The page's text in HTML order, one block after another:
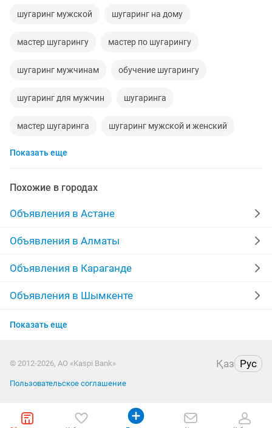
шугаринг мужской шугаринг на дому
мастер шугарингу мастер по шугарингу
шугаринг мужчинам обучение шугарингу
шугаринг для мужчин шугаринга
мастер шугаринга шугаринг мужской и женский
шугаринг бикини
модели шугаринг шугаринга мужского
шугарингу модель шугаринг
шугаринг модель шугаринг лазерная эпиляция
Показать еще
Похожие в городах
Объявления в Астане
Объявления в Алматы
Объявления в Караганде
Объявления в Шымкенте
Объявления в Усть-Каменогорске
Объявления в Костанае
Показать еще
© 2012-2026, АО «Kaspi Bank» Қаз Рус
Пользовательское соглашение